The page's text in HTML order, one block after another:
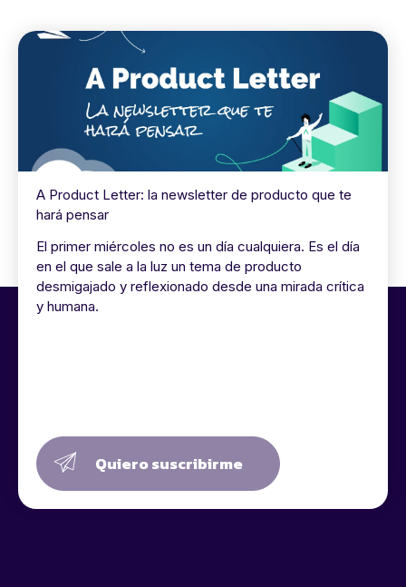
A Product Letter: la newsletter de producto que te
hará pensar
El primer miércoles no es un día cualquiera. Es el día
en el que sale a la luz un tema de producto
desmigajado y reflexionado desde una mirada crítica
y humana.
Quiero suscribirme